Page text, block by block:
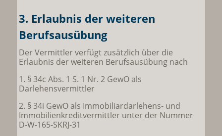
3. Erlaubnis der weiteren
Berufsausübung
Der Vermittler verfügt zusätzlich über die
Erlaubnis der weiteren Berufsausübung nach
1. § 34c Abs. 1 S. 1 Nr. 2 GewO als
Darlehensvermittler
2. § 34i GewO als Immobiliardarlehens- und
Immobilienkreditvermittler unter der Nummer
D-W-165-SKRJ-31